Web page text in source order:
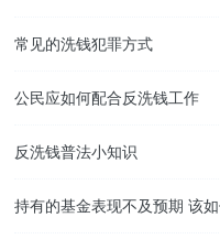
常见的洗钱犯罪方式
公民应如何配合反洗钱工作
反洗钱普法小知识
持有的基金表现不及预期 该